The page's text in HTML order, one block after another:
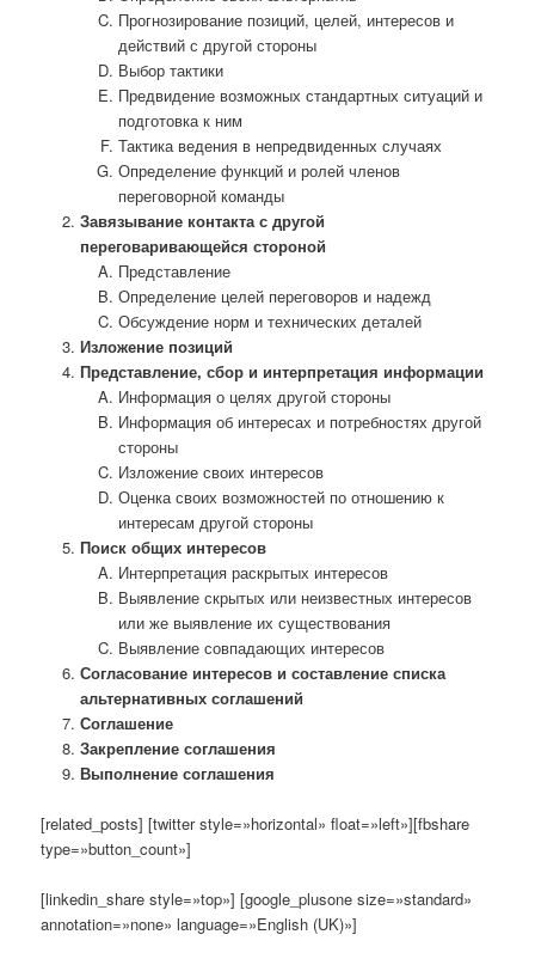
Прогнозирование позиций, целей, интересов и
действий с другой стороны
Выбор тактики
Предвидение возможных стандартных ситуаций и
подготовка к ним
Тактика ведения в непредвиденных случаях
Определение функций и ролей членов
переговорной команды
Завязывание контакта с другой
переговаривающейся стороной
Представление
Определение целей переговоров и надежд
Обсуждение норм и технических деталей
Изложение позиций
Представление, сбор и интерпретация информации
Информация о целях другой стороны
Информация об интересах и потребностях другой
стороны
Изложение своих интересов
Оценка своих возможностей по отношению к
интересам другой стороны
Поиск общих интересов
Интерпретация раскрытых интересов
Выявление скрытых или неизвестных интересов
или же выявление их существования
Выявление совпадающих интересов
Согласование интересов и составление списка
альтернативных соглашений
Соглашение
Закрепление соглашения
Выполнение соглашения
[related_posts] [twitter style=»horizontal» float=»left»][fbshare
type=»button_count»]
[linkedin_share style=»top»] [google_plusone size=»standard»
annotation=»none» language=»English (UK)»]